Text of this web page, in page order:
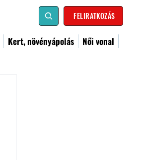
FELIRATKOZÁS
Kert, növényápolás
Női vonal